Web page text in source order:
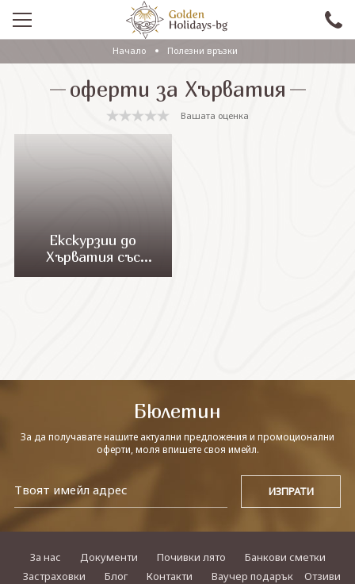
ПРОМО
EКСКУРЗИИ СЪС САМОЛЕТ
ЕКЗОТИКА
Начало Полезни връзки
оферти за Хърватия
Вашата оценка
Екскурзии до
Хърватия със
самолет
Бюлетин
За да получавате нашите актуални предложения и промоционални
оферти, моля впишете своя имейл.
За нас Документи Почивки лято
Банкови сметки
Застраховки
Блог Контакти Ваучер подарък Отзиви